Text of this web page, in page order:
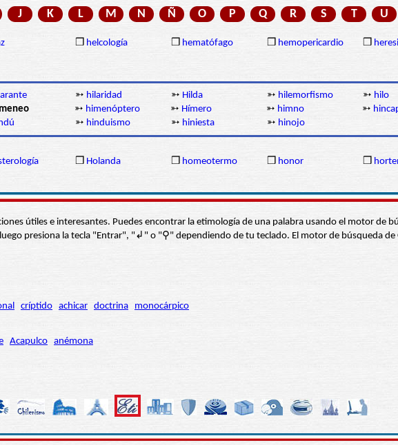
J K L M N Ñ O P Q R S T U
❒ helcología ❒ hematófago ❒ hemopericardio ❒
➳ hilaridad ➳ Hilda ➳ hilemorfismo ➳ hilo
➳ himenóptero ➳ Hímero ➳ himno ➳
➳ hinduismo ➳ hiniesta ➳ hinojo
❒ Holanda ❒ homeotermo ❒ honor ❒
útiles e interesantes. Puedes encontrar la etimología de una palabra usando el motor de
luego presiona la tecla "Entrar", "↲" o "⚲" dependiendo de tu teclado. El motor de búsqueda
críptido achicar doctrina monocárpico
Acapulco anémona